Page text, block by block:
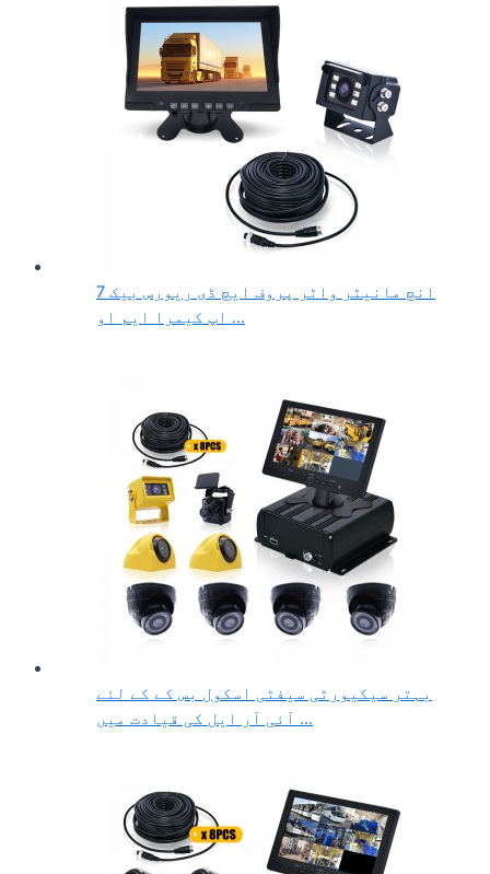
7 انچ مانیٹر واٹر پروف ایچ ڈی ریورس بیک
اپ کیمرا ایم او ...
بہتر سیکیورٹی سیفٹی اسکول بس کے کے لئے
آئی آر ایل کی قیادت میں ...